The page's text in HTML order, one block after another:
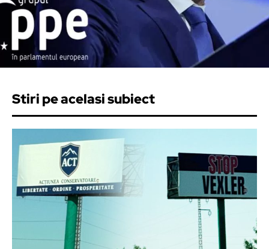
Stiri pe acelasi subiect